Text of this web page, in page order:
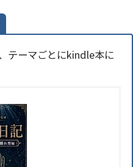
テーマごとにkindle本に